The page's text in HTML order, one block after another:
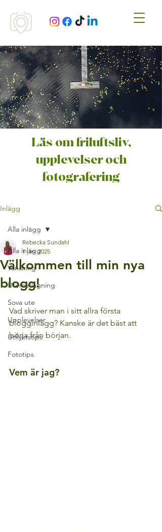
Läs om friluftsliv,
upplevelser och
fotografering
Inlägg
Alla inlägg
Vandring
Utematlagning
Sova ute
Upplevelser
Utflyktstips
Fototips
Alla inlägg
Välkommen till min nya
blogg!
Rebecka Sundahl
1 jan. 2025
Vad skriver man i sitt allra första
blogginlägg? Kanske är det bäst att
börja från början.
Vem är jag?